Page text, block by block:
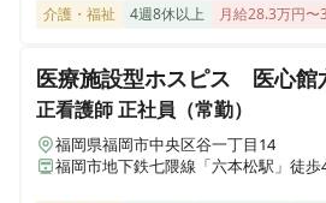
介護・福祉 4週8休以上 月給28.3万円〜
医療施設型ホスピス 医心館
正看護師正社員（常勤）
福岡県福岡市中央区谷一丁目14
福岡市地下鉄七隈線「六本松駅」徒歩